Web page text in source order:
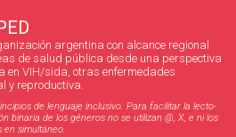
argentina con alcance regional
de salud pública desde una perspectiva
en VIH/sida, otras enfermedades
y reproductiva.
de lenguaje inclusivo. Para facilitar la lecto-
binaria de los géneros no se utilizan @, X, e ni los
simultáneo.